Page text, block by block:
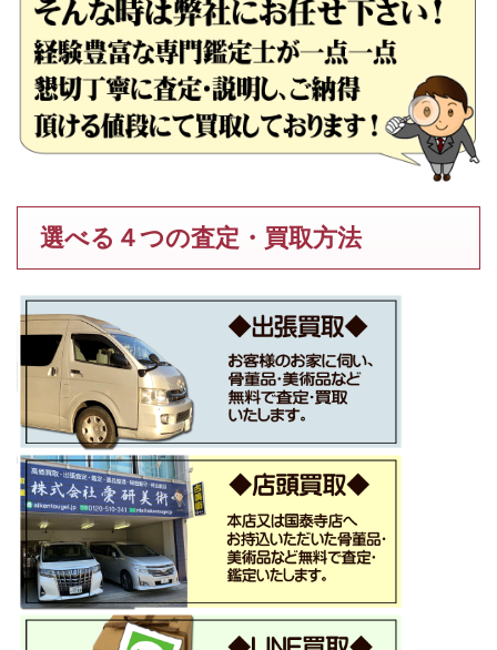
選べる４つの査定・買取方法